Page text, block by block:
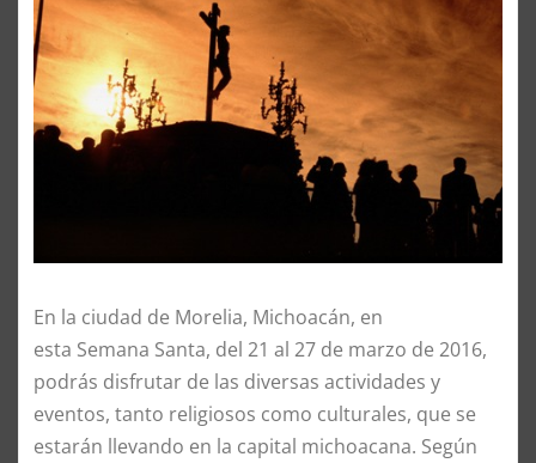
En la ciudad de Morelia, Michoacán, en
esta Semana Santa, del 21 al 27 de marzo de 2016,
podrás disfrutar de las diversas actividades y
eventos, tanto religiosos como culturales, que se
estarán llevando en la capital michoacana. Según